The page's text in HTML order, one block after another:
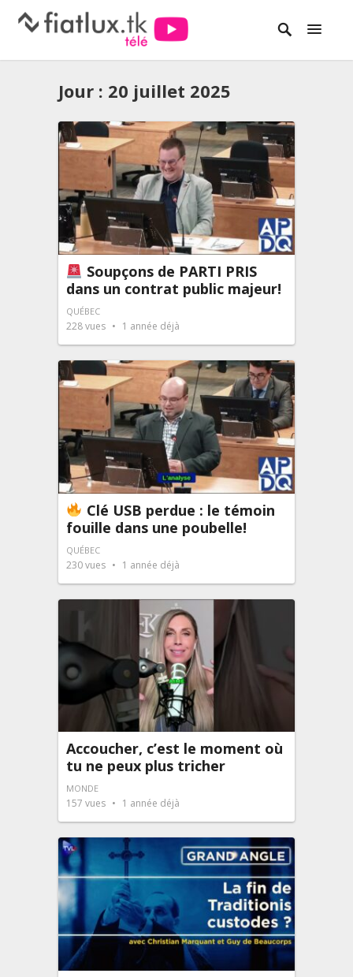
Jour : 20 juillet 2025
Soupçons de PARTI PRIS
dans un contrat public majeur!
QUÉBEC
228vues 1 année déjà
Clé USB perdue : le témoin
fouille dans une poubelle!
QUÉBEC
230vues 1 année déjà
Accoucher, c’est le moment où
tu ne peux plus tricher
MONDE
157 vues 1 année déjà